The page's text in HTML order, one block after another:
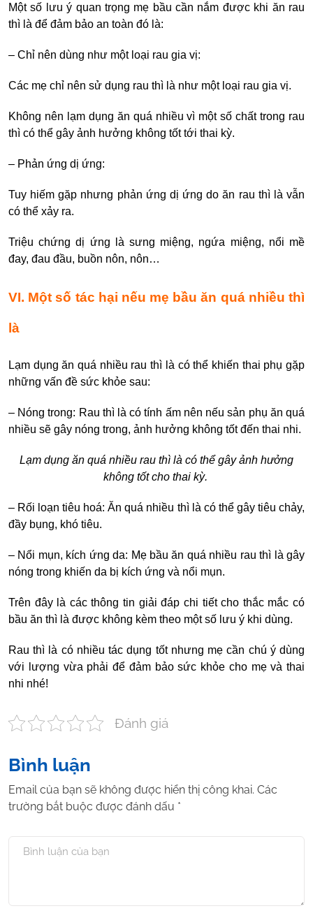
Một số lưu ý quan trọng mẹ bầu cần nắm được khi ăn rau
thì là để đảm bảo an toàn đó là:
– Chỉ nên dùng như một loại rau gia vị:
Các mẹ chỉ nên sử dụng rau thì là như một loại rau gia vị.
Không nên lạm dụng ăn quá nhiều vì một số chất trong rau
thì có thể gây ảnh hưởng không tốt tới thai kỳ.
– Phản ứng dị ứng:
Tuy hiếm gặp nhưng phản ứng dị ứng do ăn rau thì là vẫn
có thể xảy ra.
Triệu chứng dị ứng là sưng miệng, ngứa miệng, nổi mề
đay, đau đầu, buồn nôn, nôn…
VI. Một số tác hại nếu mẹ bầu ăn quá nhiều thì
là
Lạm dụng ăn quá nhiều rau thì là có thể khiến thai phụ gặp
những vấn đề sức khỏe sau:
– Nóng trong: Rau thì là có tính ấm nên nếu sản phụ ăn quá
nhiều sẽ gây nóng trong, ảnh hưởng không tốt đến thai nhi.
Lạm dụng ăn quá nhiều rau thì là có thể gây ảnh hưởng
không tốt cho thai kỳ.
– Rối loạn tiêu hoá: Ăn quá nhiều thì là có thể gây tiêu chảy,
đầy bụng, khó tiêu.
– Nổi mụn, kích ứng da: Mẹ bầu ăn quá nhiều rau thì là gây
nóng trong khiến da bị kích ứng và nổi mụn.
Trên đây là các thông tin giải đáp chi tiết cho thắc mắc có
bầu ăn thì là được không kèm theo một số lưu ý khi dùng.
Rau thì là có nhiều tác dụng tốt nhưng mẹ cần chú ý dùng
với lượng vừa phải để đảm bảo sức khỏe cho mẹ và thai
nhi nhé!
Đánh giá
Bình luận
Email của bạn sẽ không được hiển thị công khai. Các
trường bắt buộc được đánh dấu *